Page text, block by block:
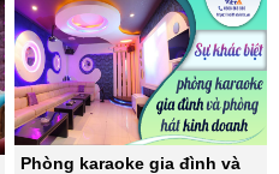
Phòng karaoke gia đình và